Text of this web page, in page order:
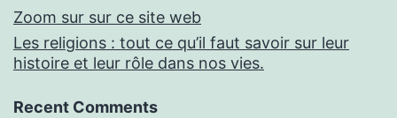
Zoom sur sur ce site web
Les religions : tout ce qu’il faut savoir sur leur
histoire et leur rôle dans nos vies.
Recent Comments